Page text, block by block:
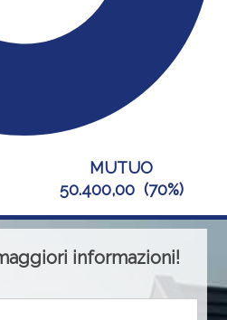
MUTUO
50.400,00(70%)
informazioni!